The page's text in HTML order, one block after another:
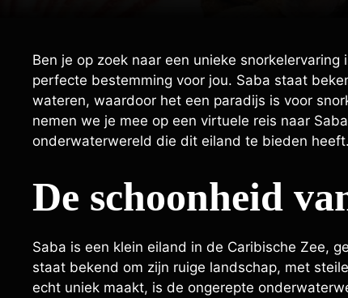
Ben je op zoek naar een unieke
perfecte bestemming voor jou. Saba staat
wateren, waardoor het een paradijs is voor
nemen we je mee op een virtuele reis naar
onderwaterwereld die dit eiland te bieden heeft.
De schoonheid
Saba is een klein eiland in de Caribische Zee,
staat bekend om zijn ruige landschap, met
echt uniek maakt, is de ongerepte